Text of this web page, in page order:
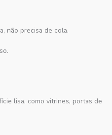
não precisa de cola.
lisa, como vitrines, portas de